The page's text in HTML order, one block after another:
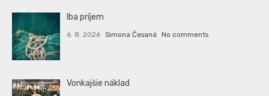
Iba príjem
6. 8. 2026 Simona Česaná No comments
Vonkajšie náklad